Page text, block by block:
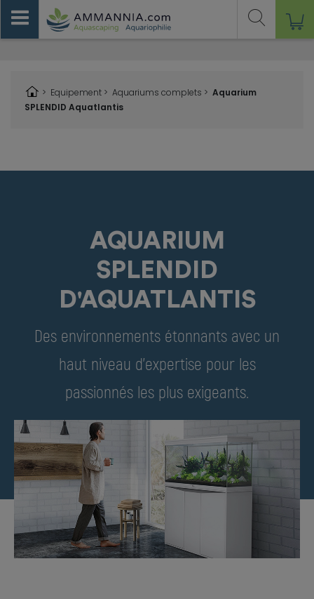
> Equipement > Aquariums complets > Aquarium
SPLENDID Aquatlantis
AQUARIUM
SPLENDID
D'AQUATLANTIS
Des environnements étonnants avec un
haut niveau d'expertise pour les
passionnés les plus exigeants.